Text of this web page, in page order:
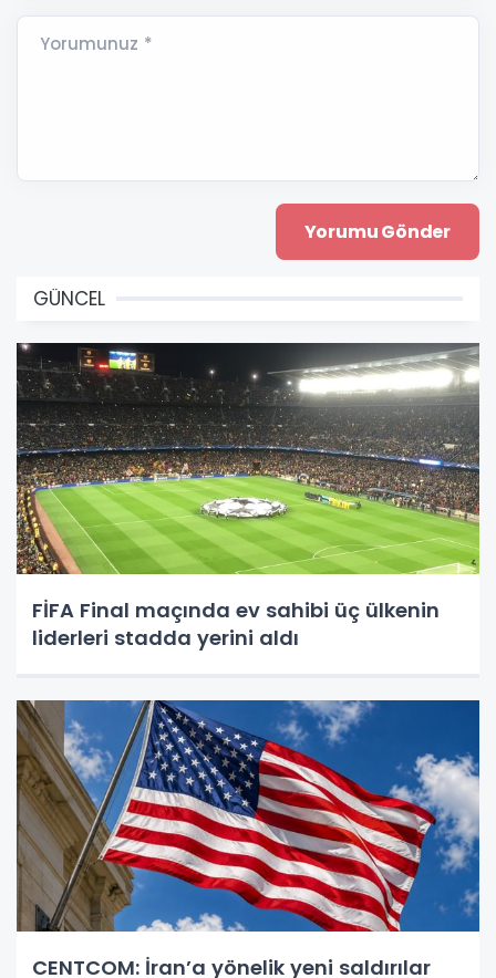
Yorumunuz *
GÜNCEL
FİFA Final maçında ev sahibi üç ülkenin
liderleri stadda yerini aldı
CENTCOM: İran’a yönelik yeni saldırılar